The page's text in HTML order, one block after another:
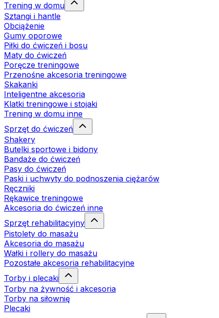
Trening w domu
Sztangi i hantle
Obciążenie
Gumy oporowe
Piłki do ćwiczeń i bosu
Maty do ćwiczeń
Poręcze treningowe
Przenośne akcesoria treningowe
Skakanki
Inteligentne akcesoria
Klatki treningowe i stojaki
Trening w domu inne
Sprzęt do ćwiczeń
Shakery
Butelki sportowe i bidony
Bandaże do ćwiczeń
Pasy do ćwiczeń
Paski i uchwyty do podnoszenia ciężarów
Ręczniki
Rękawice treningowe
Akcesoria do ćwiczeń inne
Sprzęt rehabilitacyjny
Pistolety do masażu
Akcesoria do masażu
Wałki i rollery do masażu
Pozostałe akcesoria rehabilitacyjne
Torby i plecaki
Torby na żywność i akcesoria
Torby na siłownię
Plecaki